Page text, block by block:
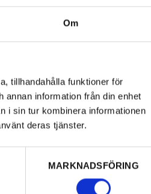
Om
tillhandahålla funktioner för
information från din enhet
i sin tur kombinera informationen
deras tjänster.
MARKNADSFÖRING
Bed & breakfast
Camping
Hotell & pensionat